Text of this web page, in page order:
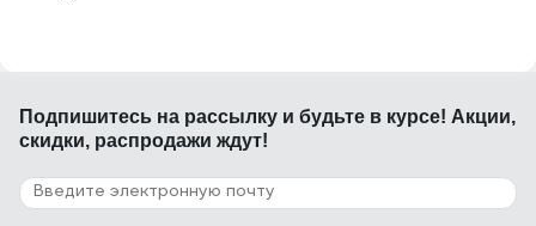
Подпишитесь на рассылку и будьте в курсе! Акции,
скидки, распродажи ждут!